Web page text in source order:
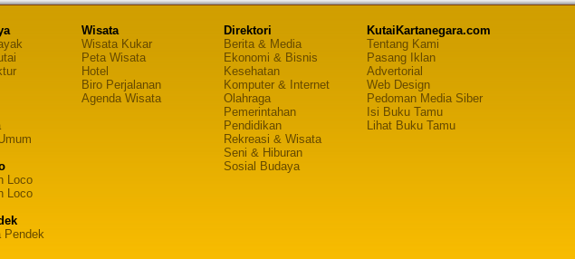
Loco
Loco
Pendek
Wisata
Wisata Kukar
Peta Wisata
Hotel
Biro Perjalanan
Agenda Wisata
Direktori
Berita & Media
Ekonomi & Bisnis
Kesehatan
Komputer & Internet
Olahraga
Pemerintahan
Pendidikan
Rekreasi & Wisata
Seni & Hiburan
Sosial Budaya
KutaiKartanegara.com
Tentang Kami
Pasang Iklan
Advertorial
Web Design
Pedoman Media Siber
Isi Buku Tamu
Lihat Buku Tamu